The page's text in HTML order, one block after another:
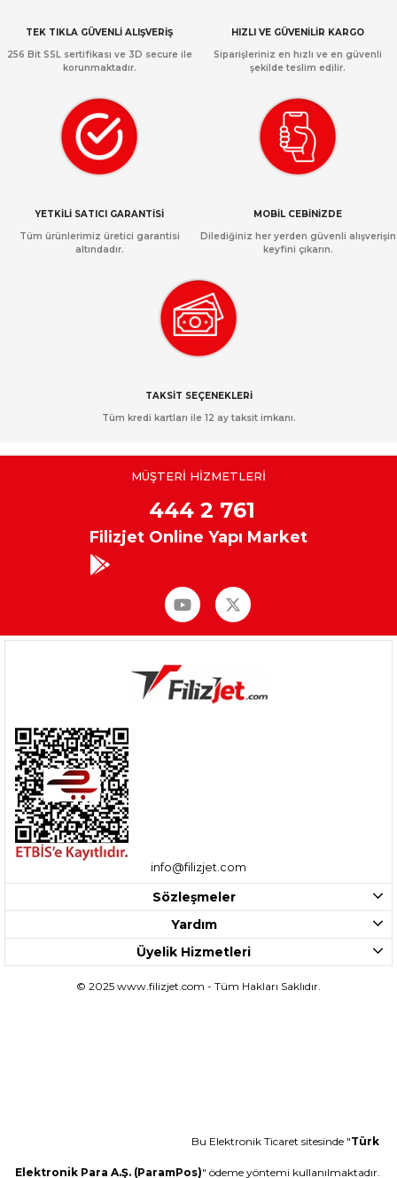
TEK TIKLA GÜVENLİ ALIŞVERİŞ
256 Bit SSL sertifikası ve 3D secure ile
korunmaktadır.
HIZLI VE GÜVENİLİR KARGO
Siparişleriniz en hızlı ve en güvenli
şekilde teslim edilir.
YETKİLİ SATICI GARANTİSİ
Tüm ürünlerimiz üretici garantisi
altındadır.
MOBİL CEBİNİZDE
Dilediğiniz her yerden güvenli alışverişin
keyfini çıkarın.
TAKSİT SEÇENEKLERİ
Tüm kredi kartları ile 12 ay taksit imkanı.
MÜŞTERİ HİZMETLERİ
444 2 761
Filizjet Online Yapı Market
info@filizjet.com
Sözleşmeler
Yardım
Üyelik Hizmetleri
© 2025 www.filizjet.com - Tüm Hakları Saklıdır.
Bu Elektronik Ticaret sitesinde "Türk
Elektronik Para A.Ş. (ParamPos)" ödeme yöntemi kullanılmaktadır.